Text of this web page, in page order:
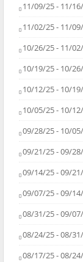
11/09/25 - 11/
11/02/25 - 11/
10/26/25 - 11/
10/19/25 - 10/
10/12/25 - 10/
10/05/25 - 10/
09/28/25 - 10/
09/21/25 - 09/
09/14/25 - 09/
09/07/25 - 09/
08/31/25 - 09/
08/24/25 - 08/
08/17/25 - 08/